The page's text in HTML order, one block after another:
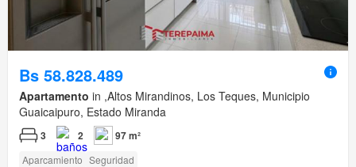
Bs 58.828.489
Apartamento in ,Altos Mirandinos, Los Teques, Municipio
Guaicaipuro, Estado Miranda
3 2 97 m²
Aparcamiento Seguridad